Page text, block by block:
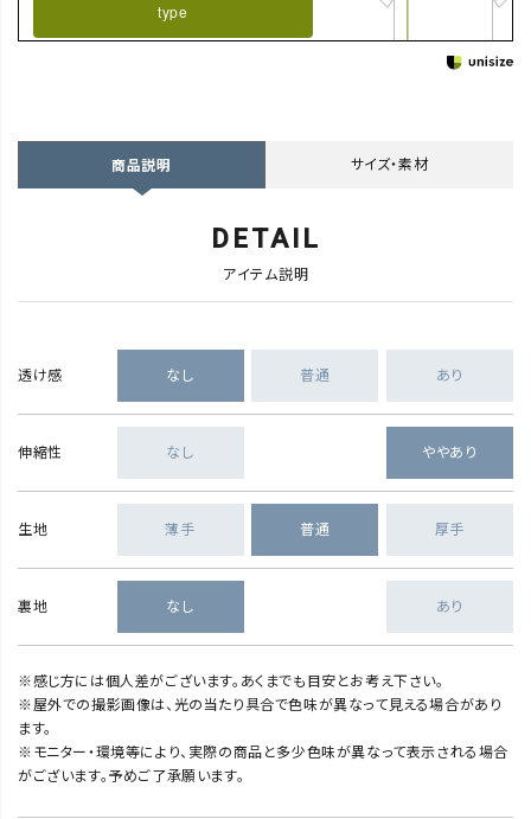
type
商品説明 サイズ・素材
DETAIL
アイテム説明
透け感 なし 普通 あり
伸縮性 なし ややあり
生地 薄手 普通 厚手
裏地 なし あり
※感じ方には個人差がございます。あくまでも目安とお考え下さい。
※屋外での撮影画像は、光の当たり具合で色味が異なって見える場合があり
ます。
※モニター・環境等により、実際の商品と多少色味が異なって表示される場合
がございます。予めご了承願います。